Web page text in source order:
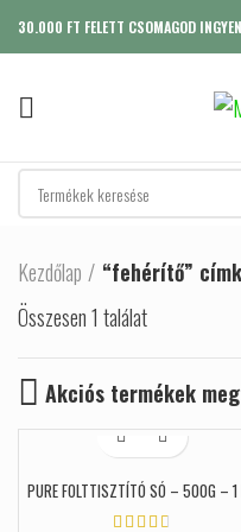
30.000 FT FELETT CSOMAGOD
Kezdőlap
“fehérítő”
Összesen 1 találat
Akciós termékek
PURE FOLTTISZTÍTÓ SÓ – 500G – 1